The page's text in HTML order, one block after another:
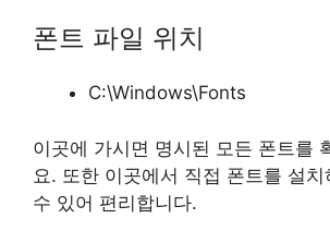
폰트 파일 위치
C:\Windows\Fonts
이곳에 가시면 명시된 모든 폰트를
요. 또한 이곳에서 직접 폰트를 설
수 있어 편리합니다.